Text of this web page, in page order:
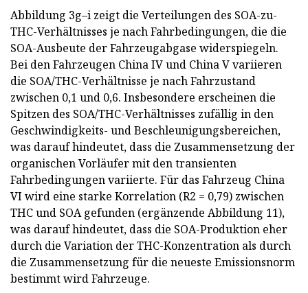
Abbildung 3g–i zeigt die Verteilungen des SOA-zu-
THC-Verhältnisses je nach Fahrbedingungen, die die
SOA-Ausbeute der Fahrzeugabgase widerspiegeln.
Bei den Fahrzeugen China IV und China V variieren
die SOA/THC-Verhältnisse je nach Fahrzustand
zwischen 0,1 und 0,6. Insbesondere erscheinen die
Spitzen des SOA/THC-Verhältnisses zufällig in den
Geschwindigkeits- und Beschleunigungsbereichen,
was darauf hindeutet, dass die Zusammensetzung der
organischen Vorläufer mit den transienten
Fahrbedingungen variierte. Für das Fahrzeug China
VI wird eine starke Korrelation (R2 = 0,79) zwischen
THC und SOA gefunden (ergänzende Abbildung 11),
was darauf hindeutet, dass die SOA-Produktion eher
durch die Variation der THC-Konzentration als durch
die Zusammensetzung für die neueste Emissionsnorm
bestimmt wird Fahrzeuge.